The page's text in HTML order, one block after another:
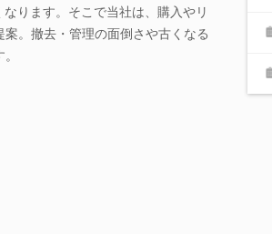
ります。そこで当社は、購入やリ
。撤去・管理の面倒さや古くなる